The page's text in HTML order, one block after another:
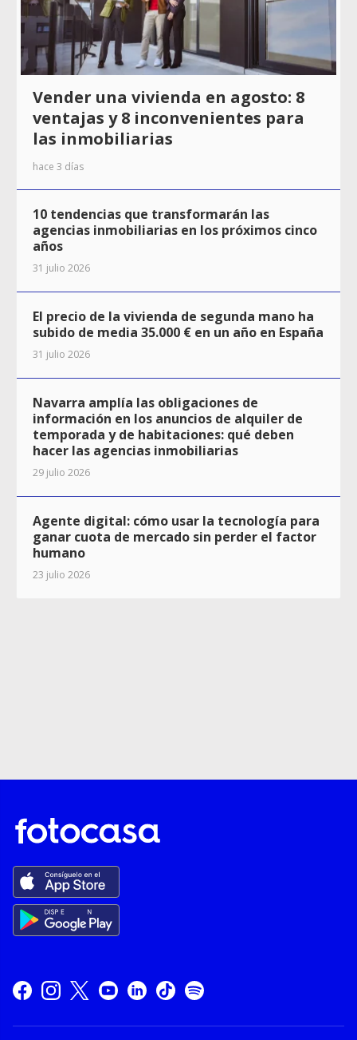
Vender una vivienda en agosto: 8
ventajas y 8 inconvenientes para
las inmobiliarias
hace 3 días
10 tendencias que transformarán las
agencias inmobiliarias en los próximos cinco
años
31 julio 2026
El precio de la vivienda de segunda mano ha
subido de media 35.000 € en un año en España
31 julio 2026
Navarra amplía las obligaciones de
información en los anuncios de alquiler de
temporada y de habitaciones: qué deben
hacer las agencias inmobiliarias
29 julio 2026
Agente digital: cómo usar la tecnología para
ganar cuota de mercado sin perder el factor
humano
23 julio 2026